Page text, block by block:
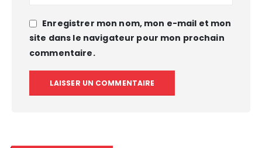
Enregistrer mon nom, mon e-mail et mon
site dans le navigateur pour mon prochain
commentaire.